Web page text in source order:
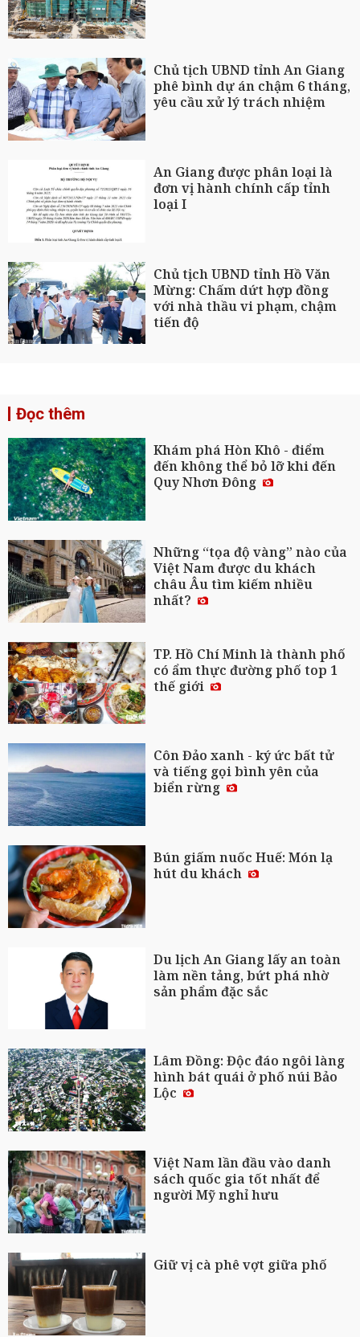
Chủ tịch UBND tỉnh An Giang
phê bình dự án chậm 6 tháng,
yêu cầu xử lý trách nhiệm
An Giang được phân loại là
đơn vị hành chính cấp tỉnh
loại I
Chủ tịch UBND tỉnh Hồ Văn
Mừng: Chấm dứt hợp đồng
với nhà thầu vi phạm, chậm
tiến độ
Đọc thêm
Khám phá Hòn Khô - điểm
đến không thể bỏ lỡ khi đến
Quy Nhơn Đông
Những “tọa độ vàng” nào của
Việt Nam được du khách
châu Âu tìm kiếm nhiều
nhất?
TP. Hồ Chí Minh là thành phố
có ẩm thực đường phố top 1
thế giới
Côn Đảo xanh - ký ức bất tử
và tiếng gọi bình yên của
biển rừng
Bún giấm nuốc Huế: Món lạ
hút du khách
Du lịch An Giang lấy an toàn
làm nền tảng, bứt phá nhờ
sản phẩm đặc sắc
Lâm Đồng: Độc đáo ngôi làng
hình bát quái ở phố núi Bảo
Lộc
Việt Nam lần đầu vào danh
sách quốc gia tốt nhất để
người Mỹ nghỉ hưu
Giữ vị cà phê vợt giữa phố